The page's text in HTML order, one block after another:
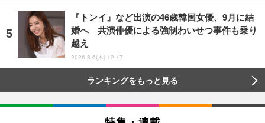
『トンイ』など出演の46歳韓国女優、9月に結
婚へ 共演俳優による強制わいせつ事件も乗り
越え
2026.8.6(木) 12:17
ランキングをもっと見る